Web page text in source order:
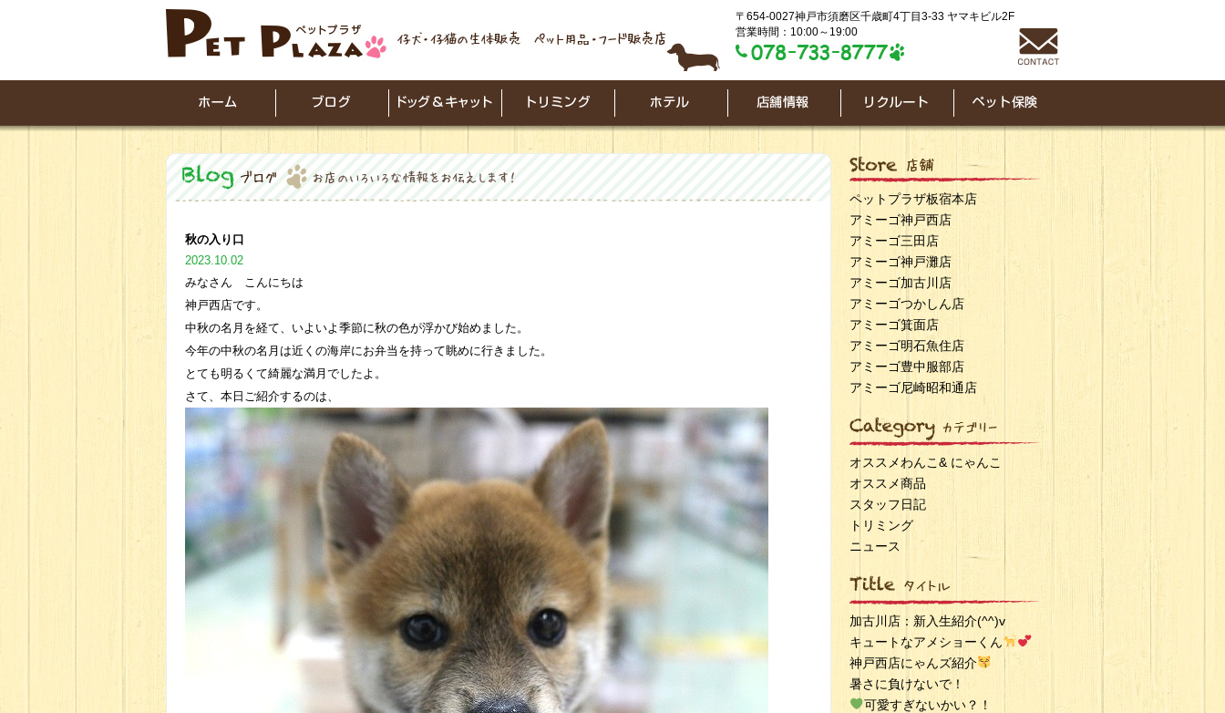
〒654-0027神戸市須磨区千歳町4丁目3-33 ヤマキビル2F
営業時間：10:00～19:00
秋の入り口
2023.10.02
みなさん こんにちは
神戸西店です。
中秋の名月を経て、いよいよ季節に秋の色が浮かび始めました。
今年の中秋の名月は近くの海岸にお弁当を持って眺めに行きました。
とても明るくて綺麗な満月でしたよ。
さて、本日ご紹介するのは、
ペットプラザ板宿本店
アミーゴ神戸西店
アミーゴ三田店
アミーゴ神戸灘店
アミーゴ加古川店
アミーゴつかしん店
アミーゴ箕面店
アミーゴ明石魚住店
アミーゴ豊中服部店
アミーゴ尼崎昭和通店
オススメわんこ& にゃんこ
オススメ商品
スタッフ日記
トリミング
ニュース
加古川店：新入生紹介(^^)v
キュートなアメショーくん
神戸西店にゃんズ紹介
暑さに負けないで！
可愛すぎないかい？！